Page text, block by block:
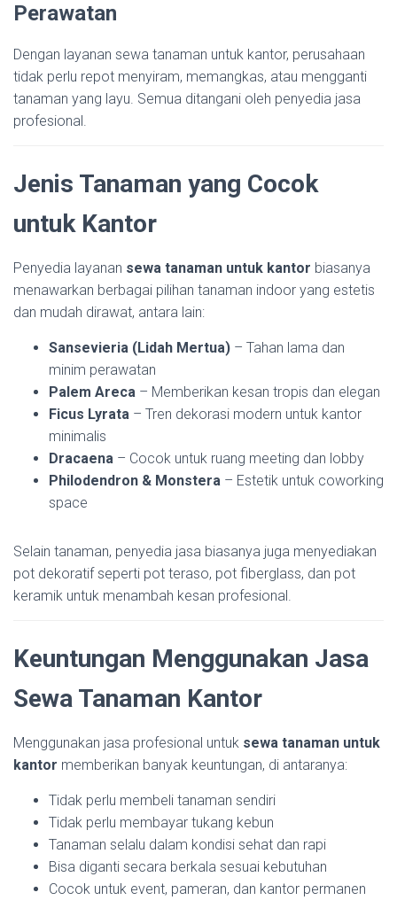
Perawatan
Dengan layanan sewa tanaman untuk kantor, perusahaan
tidak perlu repot menyiram, memangkas, atau mengganti
tanaman yang layu. Semua ditangani oleh penyedia jasa
profesional.
Jenis Tanaman yang Cocok
untuk Kantor
Penyedia layanan sewa tanaman untuk kantor biasanya
menawarkan berbagai pilihan tanaman indoor yang estetis
dan mudah dirawat, antara lain:
Sansevieria (Lidah Mertua) – Tahan lama dan
minim perawatan
Palem Areca – Memberikan kesan tropis dan elegan
Ficus Lyrata – Tren dekorasi modern untuk kantor
minimalis
Dracaena – Cocok untuk ruang meeting dan lobby
Philodendron & Monstera – Estetik untuk coworking
space
Selain tanaman, penyedia jasa biasanya juga menyediakan
pot dekoratif seperti pot teraso, pot fiberglass, dan pot
keramik untuk menambah kesan profesional.
Keuntungan Menggunakan Jasa
Sewa Tanaman Kantor
Menggunakan jasa profesional untuk sewa tanaman untuk
kantor memberikan banyak keuntungan, di antaranya:
Tidak perlu membeli tanaman sendiri
Tidak perlu membayar tukang kebun
Tanaman selalu dalam kondisi sehat dan rapi
Bisa diganti secara berkala sesuai kebutuhan
Cocok untuk event, pameran, dan kantor permanen